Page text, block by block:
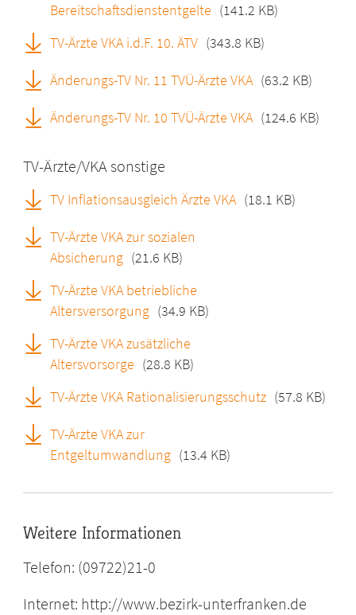
Bereitschaftsdienstentgelte (141.2 KB)
TV-Ärzte VKA i.d.F. 10. ÄTV (343.8 KB)
Änderungs-TV Nr. 11 TVÜ-Ärzte VKA (63.2 KB)
Änderungs-TV Nr. 10 TVÜ-Ärzte VKA (124.6 KB)
TV-Ärzte/VKA sonstige
TV Inflationsausgleich Ärzte VKA (18.1 KB)
TV-Ärzte VKA zur sozialen
Absicherung (21.6 KB)
TV-Ärzte VKA betriebliche
Altersversorgung (34.9 KB)
TV-Ärzte VKA zusätzliche
Altersvorsorge (28.8 KB)
TV-Ärzte VKA Rationalisierungsschutz (57.8 KB)
TV-Ärzte VKA zur
Entgeltumwandlung (13.4 KB)
Weitere Informationen
Telefon: (09722)21-0
Internet: http://www.bezirk-unterfranken.de